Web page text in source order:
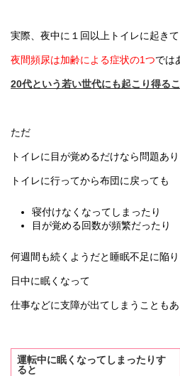
実際、夜中に１回以上トイレに起きて
夜間頻尿は加齢による症状の1つでは
20代という若い世代にも起こり得るこ
ただ
トイレに目が覚めるだけなら問題あり
トイレに行ってから布団に戻っても
寝付けなくなってしまったり
目が覚める回数が頻繁だったり
何週間も続くようだと睡眠不足に陥り
日中に眠くなって
仕事などに支障が出てしまうこともあ
運転中に眠くなってしまったりす
ると